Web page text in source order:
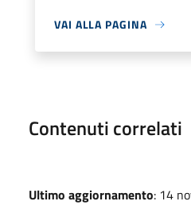
VAI ALLA PAGINA
Contenuti correlati
Ultimo aggiornamento: 14